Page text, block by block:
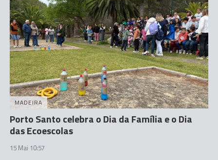
MADEIRA
Porto Santo celebra o Dia da Família e o Dia
das Ecoescolas
15 Mai 10:57